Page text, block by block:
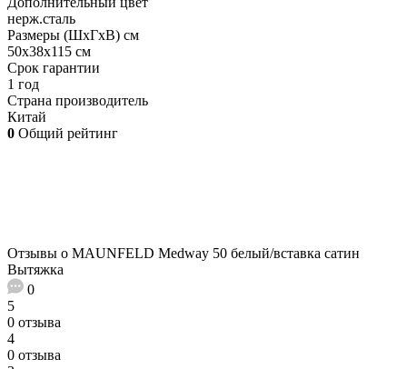
нерж.сталь
Размеры (ШхГхВ) см
50х38х115 см
Срок гарантии
1 год
Страна производитель
Китай
0 Общий рейтинг
Отзывы о MAUNFELD Medway 50 белый/вставка сатин
Вытяжка
0
5
0 отзыва
4
0 отзыва